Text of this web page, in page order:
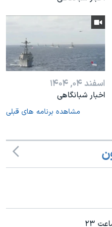
اسفند ۰۴, ۱۴۰۴
اخبار شبانگاهی
مشاهده برنامه های قبلی
۲۳